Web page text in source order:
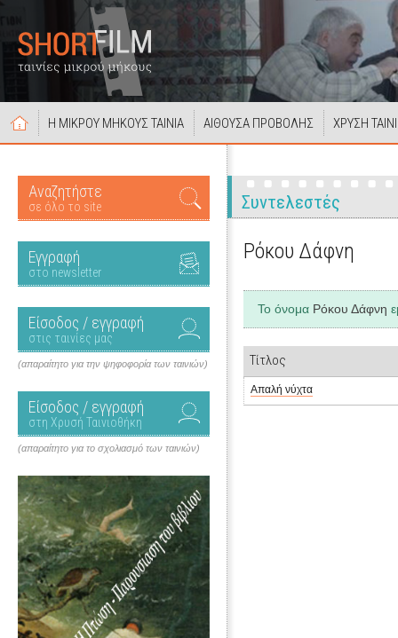
Η ΜΙΚΡΟΥ ΜΗΚΟΥΣ ΤΑΙΝΙΑ ΑΙΘΟΥΣΑ ΠΡΟΒΟΛΗΣ ΧΡΥΣΗ
Αναζητήστε
σε όλο το site
Εγγραφή
στο newsletter
Είσοδος / εγγραφή
στις ταινίες μας
(απαραίτητο για την ψηφοφορία των ταινιών)
Είσοδος / εγγραφή
στη Χρυσή Ταινιοθήκη
(απαραίτητο για το σχολιασμό των ταινιών)
Συντελεστές
Ρόκου Δάφνη
Το όνομα Ρόκου Δάφνη
Τίτλος
Απαλή νύχτα